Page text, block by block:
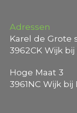
Adressen
Karel de Grote
3962CK Wijk
Hoge Maat 3
3961NC Wijk